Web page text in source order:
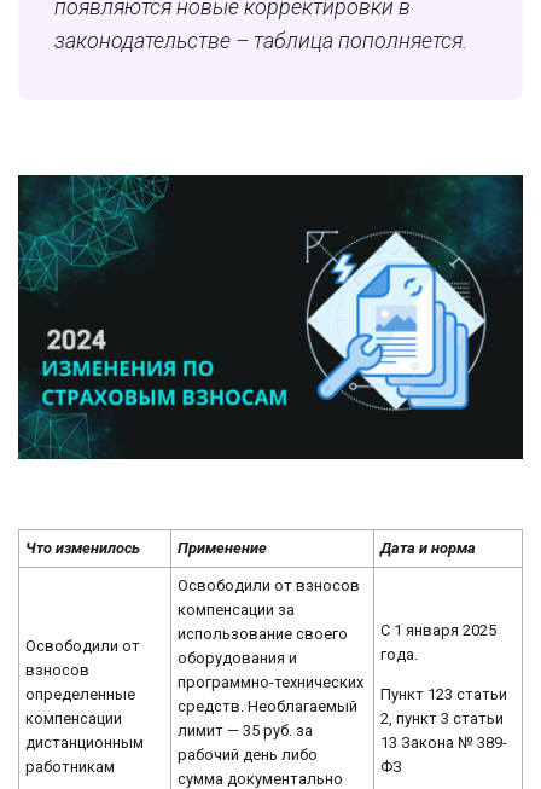
появляются новые корректировки в
законодательстве – таблица пополняется.
Что изменилось Применение Дата и норма
Освободили от
взносов
определенные
компенсации
дистанционным
работникам
Освободили от взносов
компенсации за
использование своего
оборудования и
программно-технических
средств. Необлагаемый
лимит — 35 руб. за
рабочий день либо
сумма документально
С 1 января 2025
года.
Пункт 123 статьи
2, пункт 3 статьи
13 Закона № 389-
ФЗ